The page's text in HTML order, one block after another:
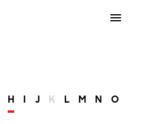
H I J K L M N O